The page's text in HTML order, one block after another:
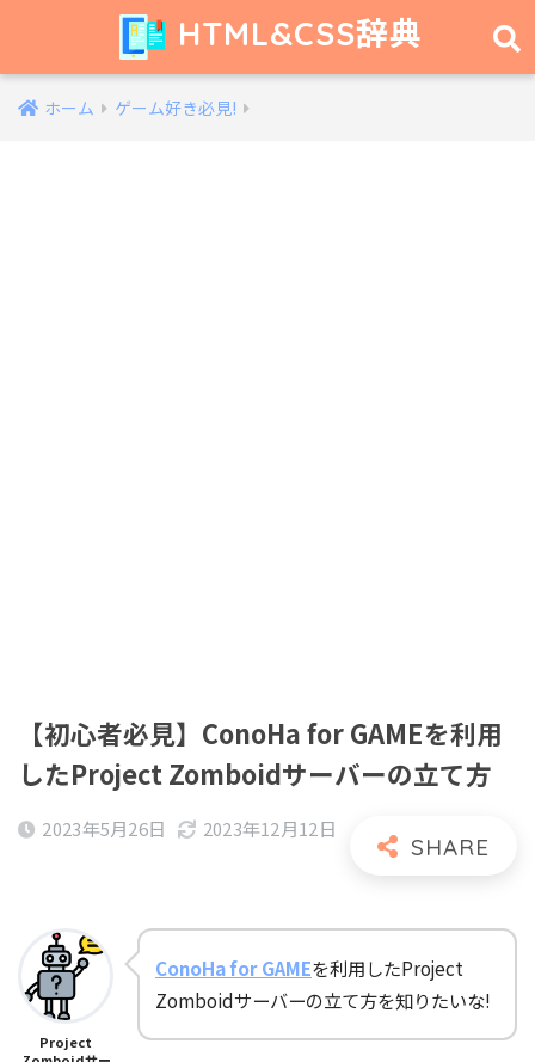
HTML&CSS辞典
ホーム ゲーム好き必見!
【初心者必見】ConoHa for GAMEを利用
したProject Zomboidサーバーの立て方
2023年5月26日 2023年12月12日
Project
ConoHa for GAMEを利用したProject
Zomboidサーバーの立て方を知りたいな!